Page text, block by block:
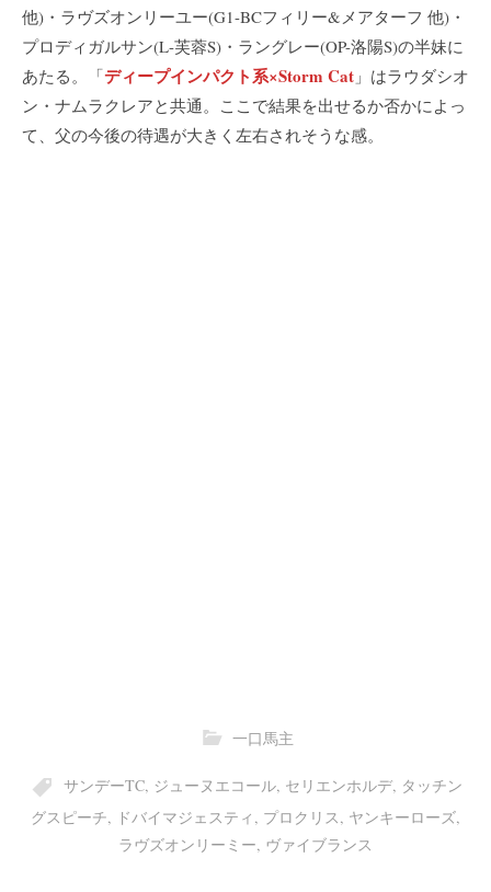
他)・ラヴズオンリーユー(G1-BCフィリー&メアターフ 他)・
プロディガルサン(L-芙蓉S)・ラングレー(OP-洛陽S)の半妹に
あたる。「ディープインパクト系×Storm Cat 」はラウダシオ
ン・ナムラクレアと共通。ここで結果を出せるか否かによっ
て、父の今後の待遇が大きく左右されそうな感。
一口馬主
サンデーTC, ジューヌエコール, セリエンホルデ, タッチン
グスピーチ, ドバイマジェスティ , プロクリス, ヤンキーローズ,
ラヴズオンリーミー, ヴァイブランス